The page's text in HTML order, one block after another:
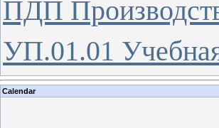
ПДП
УП.01.01
Calendar